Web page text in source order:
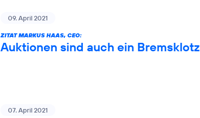
09. April 2021
ZITAT MARKUS HAAS, CEO:
Auktionen sind auch ein Bremsklotz
07. April 2021